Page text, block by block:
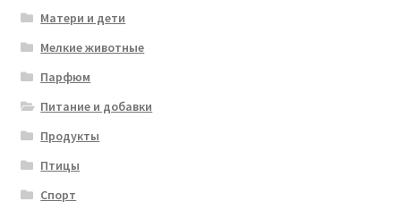
Матери и дети
Мелкие животные
Парфюм
Питание и добавки
Продукты
Птицы
Спорт